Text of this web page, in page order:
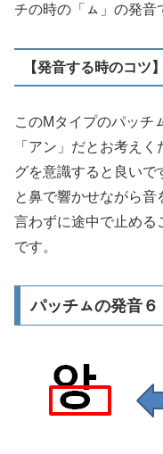
チの時の「ㇺ」の発音
【発音する時のコツ】
このMタイプのパッチ
「アン」だとお考え
グを意識すると良いで
と鼻で響かせながら
言わずに途中で止める
です。
パッチㇺの発音